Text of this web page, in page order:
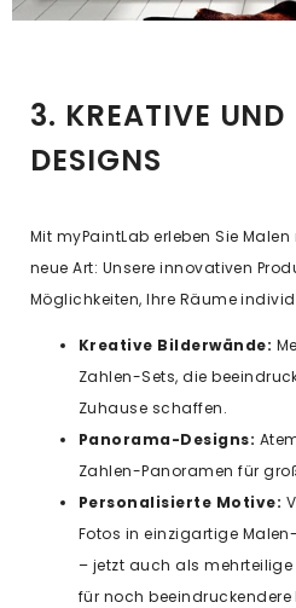
3. KREATIVE
DESIGNS
Mit myPaintLab erleben Sie
neue Art: Unsere innovativen
Möglichkeiten, Ihre Räume
Kreative Bilderwände:
Zahlen-Sets, die
Zuhause schaffen.
Panorama-Designs:
Zahlen-Panoramen für
Personalisierte Motive:
Fotos in einzigartige
– jetzt auch als
für noch beeindruckendere